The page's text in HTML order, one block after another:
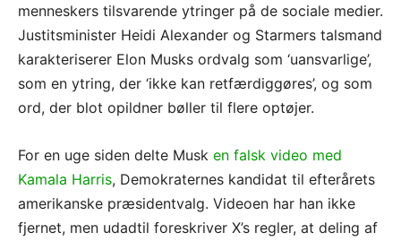
menneskers tilsvarende ytringer på de sociale medier.
Justitsminister Heidi Alexander og Starmers talsmand
karakteriserer Elon Musks ordvalg som ‘uansvarlige’,
som en ytring, der ‘ikke kan retfærdiggøres’, og som
ord, der blot opildner bøller til flere optøjer.
For en uge siden delte Musk en falsk video med
Kamala Harris, Demokraternes kandidat til efterårets
amerikanske præsidentvalg. Videoen har han ikke
fjernet, men udadtil foreskriver X’s regler, at deling af